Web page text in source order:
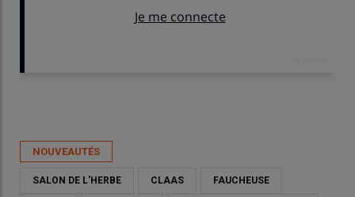
NOUVEAUTÉS
SALON DE L'HERBE CLAAS FAUCHEUSE